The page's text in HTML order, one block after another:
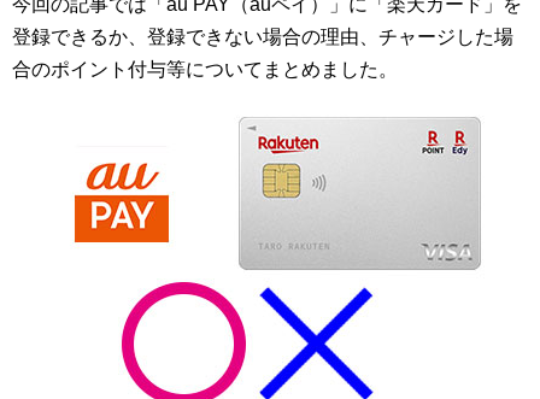
今回の記事では「au PAY（auペイ）」に「楽天カード」を
登録できるか、登録できない場合の理由、チャージした場
合のポイント付与等についてまとめました。